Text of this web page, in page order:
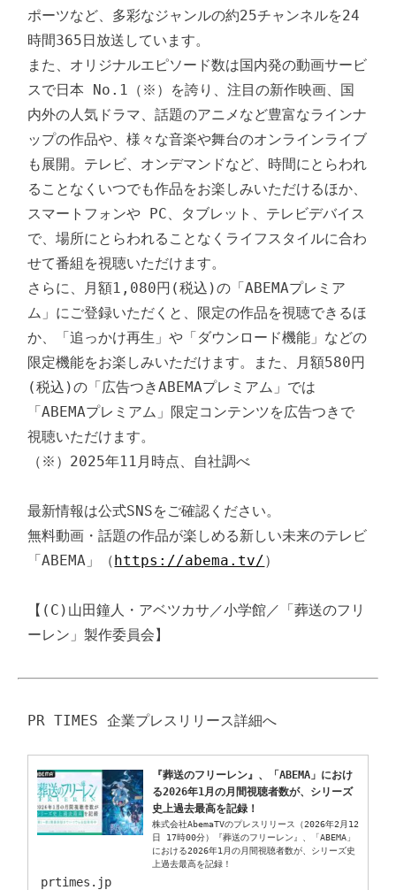
ポーツなど、多彩なジャンルの約25チャンネルを24
時間365日放送しています。
また、オリジナルエピソード数は国内発の動画サービ
スで日本 No.1（※）を誇り、注目の新作映画、国
内外の人気ドラマ、話題のアニメなど豊富なラインナ
ップの作品や、様々な音楽や舞台のオンラインライブ
も展開。テレビ、オンデマンドなど、時間にとらわれ
ることなくいつでも作品をお楽しみいただけるほか、
スマートフォンや PC、タブレット、テレビデバイス
で、場所にとらわれることなくライフスタイルに合わ
せて番組を視聴いただけます。
さらに、月額1,080円(税込)の「ABEMAプレミア
ム」にご登録いただくと、限定の作品を視聴できるほ
か、「追っかけ再生」や「ダウンロード機能」などの
限定機能をお楽しみいただけます。また、月額580円
(税込)の「広告つきABEMAプレミアム」では
「ABEMAプレミアム」限定コンテンツを広告つきで
視聴いただけます。
（※）2025年11月時点、自社調べ
最新情報は公式SNSをご確認ください。
無料動画・話題の作品が楽しめる新しい未来のテレビ
「ABEMA」（ https://abema.tv/）
【(C)山田鐘人・アベツカサ／小学館／「葬送のフリ
ーレン」製作委員会】
『葬送のフリーレン』、「ABEMA」におけ
る2026年1月の月間視聴者数が、シリーズ
史上過去最高を記録！
株式会社AbemaTVのプレスリリース（2026年2月12
日 17時00分）『葬送のフリーレン』、「ABEMA」
における2026年1月の月間視聴者数が、シリーズ史
上過去最高を記録！
prtimes.jp